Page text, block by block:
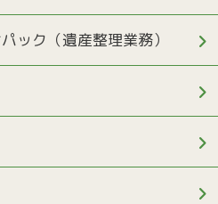
ック（遺産整理業務）